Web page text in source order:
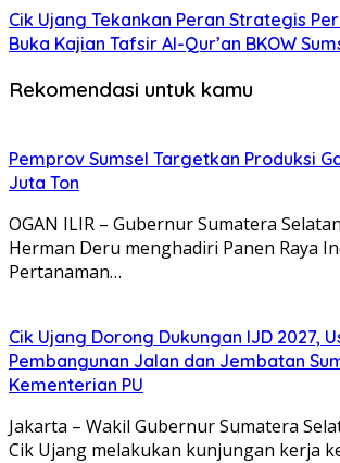
Cik Ujang Tekankan Peran Strategis
Buka Kajian Tafsir Al-Qur’an BKOW
Rekomendasi untuk kamu
Pemprov Sumsel Targetkan Produksi
Juta Ton
OGAN ILIR – Gubernur Sumatera
Herman Deru menghadiri Panen Raya
Pertanaman…
Cik Ujang Dorong Dukungan IJD 2027,
Pembangunan Jalan dan Jembatan
Kementerian PU
Jakarta – Wakil Gubernur Sumatera
Cik Ujang melakukan kunjungan kerja